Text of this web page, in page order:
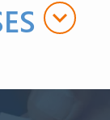
expand_more